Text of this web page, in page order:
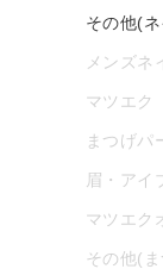
その他(
メンズネ
マツエク
まつげパ
眉・アイ
マツエク
その他(